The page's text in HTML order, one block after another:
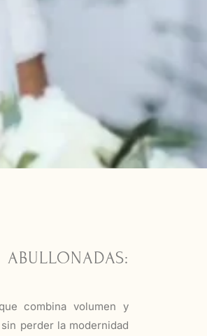
combina volumen y
perder la modernidad